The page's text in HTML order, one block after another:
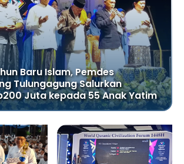
Baru Islam, Pemdes
Tulungagung Salurkan
Juta kepada 55 Anak Yatim